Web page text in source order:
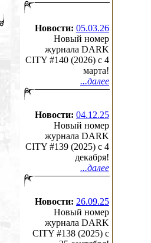
Новости: 05.03.26
Новый номер
журнала DARK
CITY #140 (2026) c 4
марта!
...далее
Новости: 04.12.25
Новый номер
журнала DARK
CITY #139 (2025) c 4
декабря!
...далее
Новости: 26.09.25
Новый номер
журнала DARK
CITY #138 (2025) c